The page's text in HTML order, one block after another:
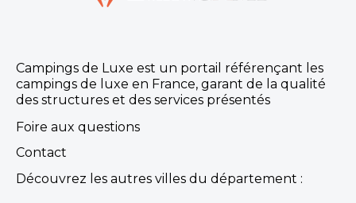
Camping La Plaine
Ruoms, Ardèche , Auvergne-Rhône-Alpes
Aucune information tarifaire disponible
Campings de Luxe est un portail référençant les
campings de luxe en France, garant de la qualité
des structures et des services présentés
Foire aux questions
Contact
Découvrez les autres villes du département :